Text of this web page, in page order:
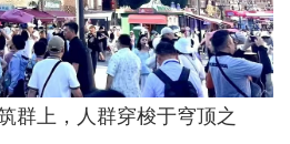
上，人群穿梭于穹顶之